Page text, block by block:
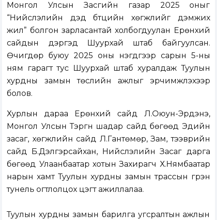
Монгол Улсын Засгийн газар 2025 оныг
“Нийслэлийн дэд бүтцийн хөгжлийг дэмжих
жил” болгон зарласантай холбогдуулан Ерөнхий
сайдын дэргэд Шуурхай штаб байгуулсан.
Өчигдөр буюу 2025 оны нэгдүгээр сарын 5-ны
ням гарагт тус Шуурхай штаб хуралдаж Туулын
хурдны замын төслийн ажлыг эрчимжүүлэхээр
болов.
Хурлын дараа Ерөнхий сайд Л.Оюун-Эрдэнэ,
Монгол Улсын Тэргүүн шадар сайд бөгөөд Эдийн
засаг, хөгжлийн сайд Л.Гантөмөр, Зам, тээврийн
сайд Б.Дэлгэрсайхан, Нийслэлийн Засаг дарга
бөгөөд Улаанбаатар хотын Захирагч Х.Нямбаатар
нарын хамт Туулын хурдны замын трассын гүүрэн
тунель огтлолцох цэгт ажиллалаа.
Туулын хурдны замын барилга угсралтын ажлын